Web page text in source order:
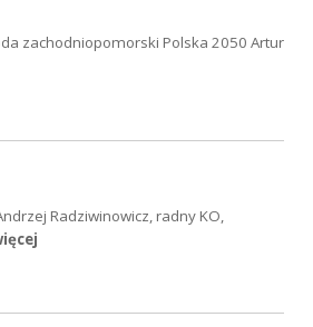
zachodniopomorski Polska 2050 Artur
Radziwinowicz, radny KO,